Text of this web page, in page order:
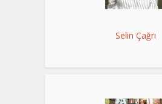
Selin Çağrı